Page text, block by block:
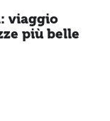
viaggio
più belle